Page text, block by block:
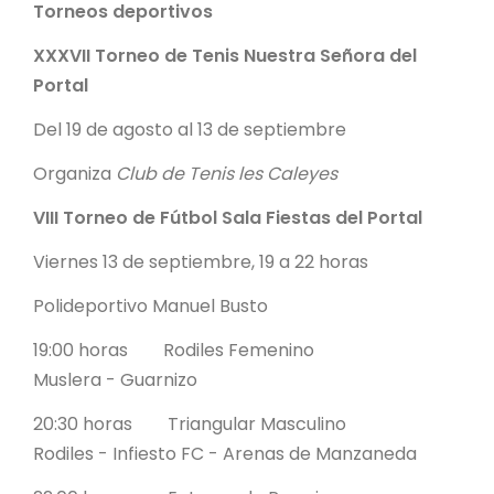
Torneos deportivos
XXXVII Torneo de Tenis Nuestra Señora del
Portal
Del 19 de agosto al 13 de septiembre
Organiza Club de Tenis les Caleyes
VIII Torneo de Fútbol Sala Fiestas del Portal
Viernes 13 de septiembre, 19 a 22 horas
Polideportivo Manuel Busto
19:00 horas Rodiles Femenino
Muslera - Guarnizo
20:30 horas Triangular Masculino
Rodiles - Infiesto FC - Arenas de Manzaneda